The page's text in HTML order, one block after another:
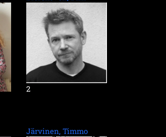
2
Järvinen, Timmo